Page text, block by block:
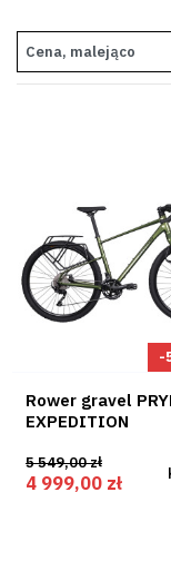
-
Rower gravel
EXPEDITION
5 549,00 zł
4 999,00 zł